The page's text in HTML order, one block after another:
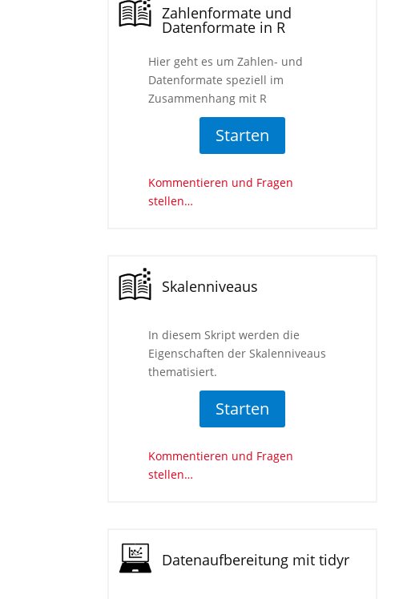
Zahlenformate und
Datenformate in R
Hier geht es um Zahlen- und
Datenformate speziell im
Zusammenhang mit R
Starten
Kommentieren und Fragen
stellen…
Skalenniveaus
In diesem Skript werden die
Eigenschaften der Skalenniveaus
thematisiert.
Starten
Kommentieren und Fragen
stellen…
Datenaufbereitung mit tidyr